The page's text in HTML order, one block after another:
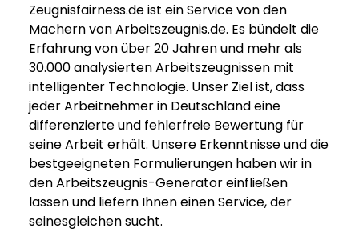
Zeugnisfairness.de ist ein Service von den
Machern von Arbeitszeugnis.de. Es bündelt die
Erfahrung von über 20 Jahren und mehr als
30.000 analysierten Arbeitszeugnissen mit
intelligenter Technologie. Unser Ziel ist, dass
jeder Arbeitnehmer in Deutschland eine
differenzierte und fehlerfreie Bewertung für
seine Arbeit erhält. Unsere Erkenntnisse und die
bestgeeigneten Formulierungen haben wir in
den Arbeitszeugnis-Generator einfließen
lassen und liefern Ihnen einen Service, der
seinesgleichen sucht.